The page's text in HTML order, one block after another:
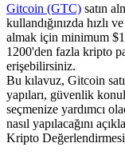
USDT Vadeli
Teminat olarak
Gitcoin (GTC) satın
kullandığınızda hızlı
almak için minimum
1200'den fazla kripto
erişebilirsiniz.
Bu kılavuz, Gitcoin
yapıları, güvenlik
seçmenize yardımcı
nasıl yapılacağını
Kripto Değerlendirmesi